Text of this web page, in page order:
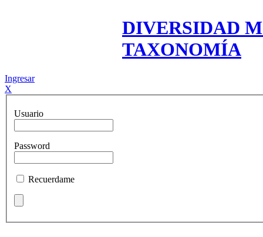
DIVERSIDAD
TAXONOMÍA
Ingresar
X
Usuario
Password
Recuerdame